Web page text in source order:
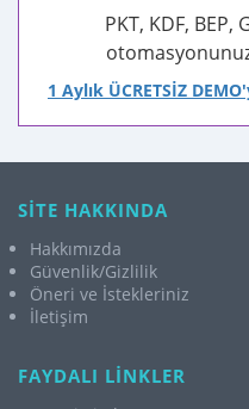
PKT, KDF, BEP,
1 Aylık ÜCRETSİZ
SİTE HAKKINDA
Hakkımızda
Güvenlik/Gizlilik
Öneri ve İstekleriniz
İletişim
FAYDALI LİNKLER